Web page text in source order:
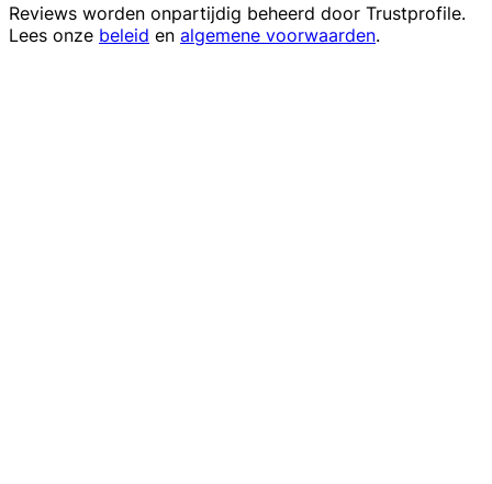
Reviews worden onpartijdig beheerd door Trustprofile.
Lees onze beleid en algemene voorwaarden.